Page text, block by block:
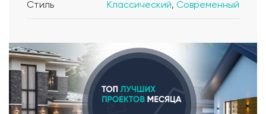
Стиль Классический, Современный